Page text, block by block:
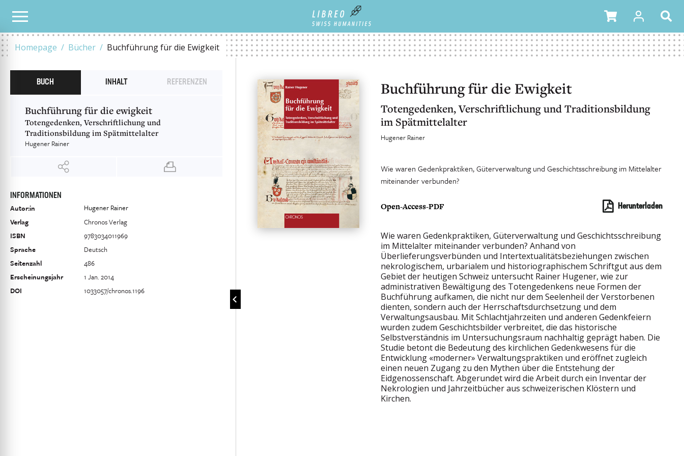
Homepage Bücher Buchführung für die Ewigkeit
UNSER KATALOG
Buchführung für die Ewigkeit
Totengedenken, Verschriftlichung und Traditionsbildung
im Spätmittelalter
Hugener Rainer
Wie waren Gedenkpraktiken, Güterverwaltung und Geschichtsschreibung im Mittelalter
miteinander verbunden?
Open-Access-PDF Herunterladen
Wie waren Gedenkpraktiken, Güterverwaltung und Geschichtsschreibung
im Mittelalter miteinander verbunden? Anhand von
Überlieferungsverbünden und Intertextualitätsbeziehungen zwischen
nekrologischem, urbarialem und historiographischem Schriftgut aus dem
Gebiet der heutigen Schweiz untersucht Rainer Hugener, wie zur
administrativen Bewältigung des Totengedenkens neue Formen der
Buchführung aufkamen, die nicht nur dem Seelenheil der Verstorbenen
dienten, sondern auch der Herrschaftsdurchsetzung und dem
Verwaltungsausbau. Mit Schlachtjahrzeiten und anderen Gedenkfeiern
wurden zudem Geschichtsbilder verbreitet, die das historische
Selbstverständnis im Untersuchungsraum nachhaltig geprägt haben. Die
Studie betont die Bedeutung des kirchlichen Gedenkwesens für die
Entwicklung «moderner» Verwaltungspraktiken und eröffnet zugleich
einen neuen Zugang zu den Mythen über die Entstehung der
Eidgenossenschaft. Abgerundet wird die Arbeit durch ein Inventar der
Nekrologien und Jahrzeitbücher aus schweizerischen Klöstern und
Kirchen.
BUCH INHALT REFERENZEN
Buchführung für die ewigkeit
Totengedenken, Verschriftlichung und
Traditionsbildung im Spätmittelalter
Hugener Rainer
INFORMATIONEN
Autor:in
Hugener Rainer
Verlag
Chronos Verlag
ISBN
9783034011969
Sprache
Deutsch
Seitenzahl
486
Erscheinungsjahr
1 Jan. 2014
DOI
1033057/chronos.1196